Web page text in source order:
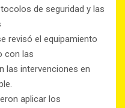
de seguridad y las
revisó el equipamiento
con las
las intervenciones en
aplicar los